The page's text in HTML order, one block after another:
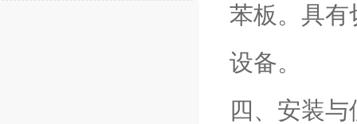
苯板。具有
设备。
四、安装与